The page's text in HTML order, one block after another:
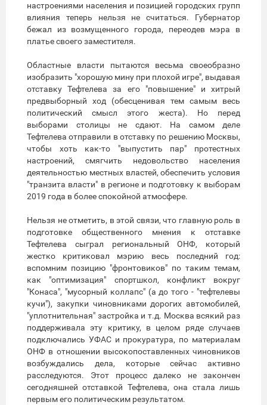
настроениями населения и позицией городских групп
влияния теперь нельзя не считаться. Губернатор
бежал из возмущенного города, переодев мэра в
платье своего заместителя.
Областные власти пытаются весьма своеобразно
изобразить "хорошую мину при плохой игре", выдавая
отставку Тефтелева за его "повышение" и хитрый
предвыборный ход (обесценивая тем самым весь
политический смысл этого жеста). Но перед
выборами столицы не сдают. На самом деле
Тефтелева отправили в отставку по решению Москвы,
чтобы хоть как-то "выпустить пар" протестных
настроений, смягчить недовольство населения
деятельностью местных властей, обеспечить условия
"транзита власти" в регионе и подготовку к выборам
2019 года в более спокойной атмосфере.
Нельзя не отметить, в этой связи, что главную роль в
подготовке общественного мнения к отставке
Тефтелева сыграл региональный ОНФ, который
жестко критиковал мэрию весь последний год:
вспомним позицию "фронтовиков" по таким темам,
как "оптимизация" спортшкол, конфликт вокруг
"Конаса", "мусорный коллапс" (а до того - "тефтелевы
кучи"), закупки чиновниками дорогих автомобилей,
"уплотнительная" застройка и т.д. Москва всякий раз
поддерживала эту критику, в целом ряде случаев
подключались УФАС и прокуратура, по материалам
ОНФ в отношении высокопоставленных чиновников
возбуждались дела, которые сейчас активно
расследуются. Этот процесс далеко не закончен
сегодняшней отставкой Тефтелева, она стала лишь
первым его политическим результатом.